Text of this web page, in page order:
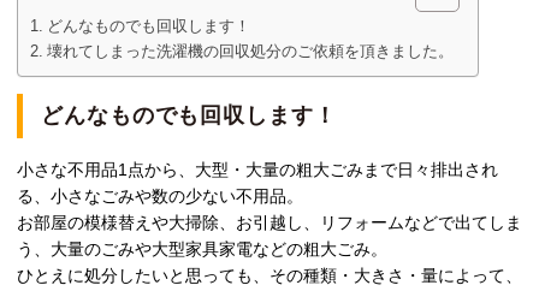
どんなものでも回収します！
壊れてしまった洗濯機の回収処分のご依頼を頂きました。
どんなものでも回収します！
小さな不用品1点から、大型・大量の粗大ごみまで日々排出され
る、小さなごみや数の少ない不用品。
お部屋の模様替えや大掃除、お引越し、リフォームなどで出てしま
う、大量のごみや大型家具家電などの粗大ごみ。
ひとえに処分したいと思っても、その種類・大きさ・量によって、